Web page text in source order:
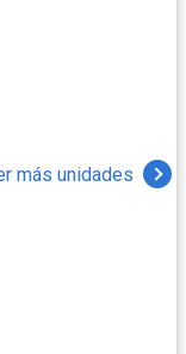
más unidades